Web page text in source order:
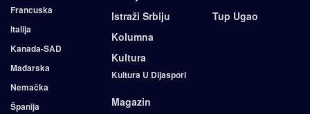
Francuska
Italija
Kanada-SAD
Mađarska
Nemačka
Španija
Istraži Srbiju
Kolumna
Kultura
Kultura U Dijaspori
Magazin
Tup Ugao